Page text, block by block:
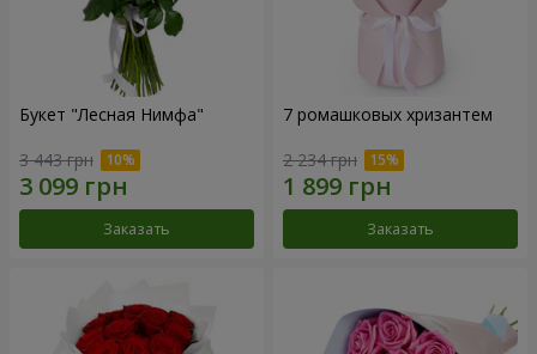
Букет "Лесная Нимфа"
3 443 грн
Заказать
7 ромашковых хризантем
2 234 грн
Заказать